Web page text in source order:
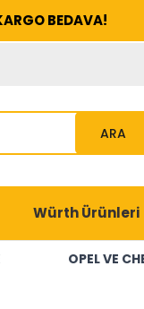
BEDAVA!
ARA
Würth Ürünleri
OPEL VE